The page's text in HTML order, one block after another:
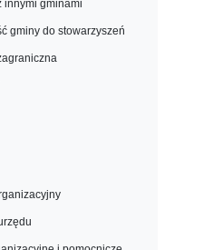
innymi gminami
gminy do stowarzyszeń